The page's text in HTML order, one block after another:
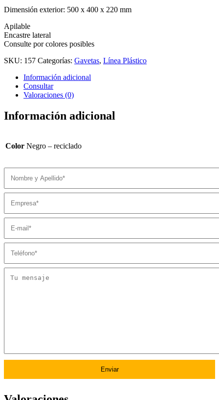
Dimensión exterior: 500 x 400 x 220 mm
Apilable
Encastre lateral
Consulte por colores posibles
SKU: 157 Categorías: Gavetas, Línea Plástico
Información adicional
Consultar
Valoraciones (0)
Información adicional
Color Negro – reciclado